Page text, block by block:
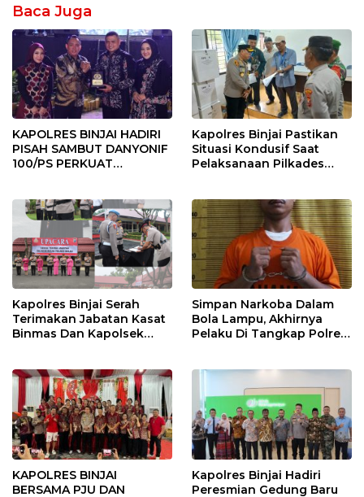
Baca Juga
KAPOLRES BINJAI HADIRI
PISAH SAMBUT DANYONIF
100/PS PERKUAT
Kapolres Binjai Pastikan
Situasi Kondusif Saat
Pelaksanaan Pilkades
Kapolres Binjai Serah
Terimakan Jabatan Kasat
Binmas Dan Kapolsek
Simpan Narkoba Dalam
Bola Lampu, Akhirnya
Pelaku Di Tangkap Polres
KAPOLRES BINJAI
BERSAMA PJU DAN
Kapolres Binjai Hadiri
Peresmian Gedung Baru